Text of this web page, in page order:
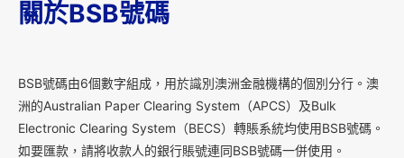
關於BSB號碼
BSB號碼由6個數字組成，用於識別澳洲金融機構的個別分行。澳
洲的Australian Paper Clearing System（APCS）及Bulk
Electronic Clearing System（BECS）轉賬系統均使用BSB號碼。
如要匯款，請將收款人的銀行賬號連同BSB號碼一併使用。